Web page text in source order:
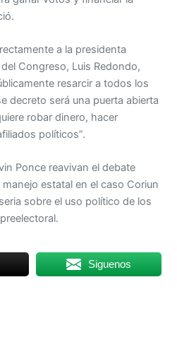
a la presidenta
Congreso, Luis Redondo,
resarcir a todos los
decreto será una puerta abierta
robar dinero, hacer
políticos”.
Ponce reavivan el debate
estatal en el caso Coriun
sobre el uso político de los
Siguenos